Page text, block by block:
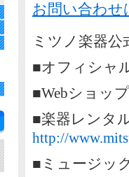
お問い合わせ
ミツノ楽器
■オフィシャ
■Webショッ
■楽器レンタ
http://
■ミュージッ